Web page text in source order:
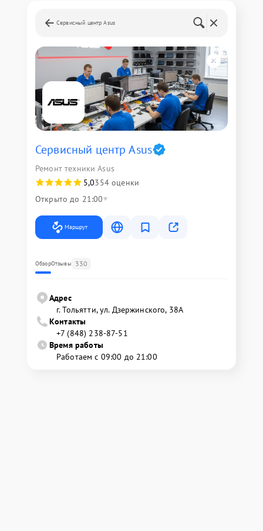
Сервисный центр Asus
Сервисный центр Asus
Ремонт техники Asus
5,0354 оценки
Открыто до 21:00
Маршрут
ОбзорОтзывы 330
Адрес
г. Тольятти, ул. Дзержинского, 38А
Контакты
+7 (848) 238-87-51
Время работы
Работаем с 09:00 до 21:00